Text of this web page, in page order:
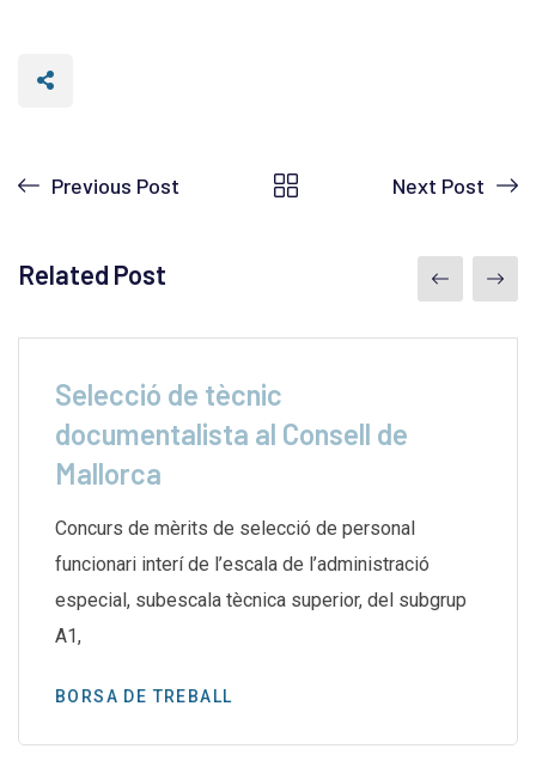
Previous Post Next Post
Related Post
Selecció de tècnic
documentalista al Consell de
Mallorca
Concurs de mèrits de selecció de personal
funcionari interí de l’escala de l’administració
especial, subescala tècnica superior, del subgrup
A1,
BORSA DE TREBALL